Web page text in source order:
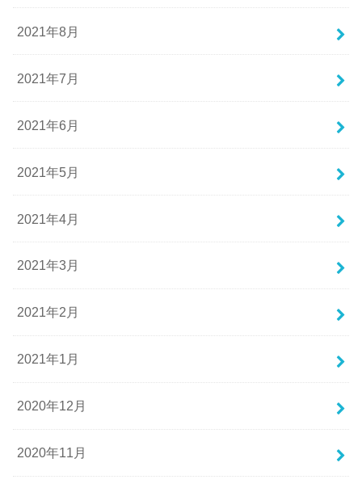
2021年8月
2021年7月
2021年6月
2021年5月
2021年4月
2021年3月
2021年2月
2021年1月
2020年12月
2020年11月